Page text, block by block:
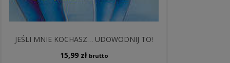
JEŚLI MNIE KOCHASZ… UDOWODNIJ TO!
15,99 zł brutto